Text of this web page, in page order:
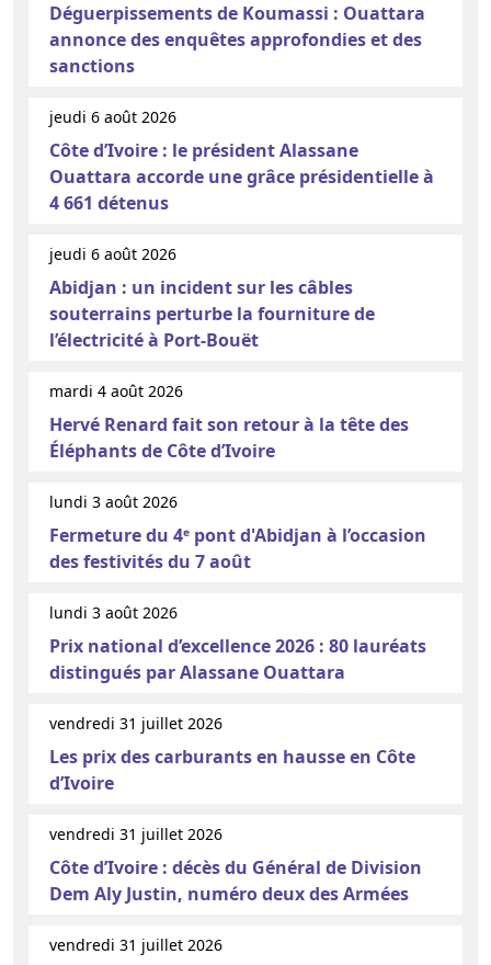
Déguerpissements de Koumassi : Ouattara
annonce des enquêtes approfondies et des
sanctions
jeudi 6 août 2026
Côte d’Ivoire : le président Alassane
Ouattara accorde une grâce présidentielle à
4 661 détenus
jeudi 6 août 2026
Abidjan : un incident sur les câbles
souterrains perturbe la fourniture de
l’électricité à Port-Bouët
mardi 4 août 2026
Hervé Renard fait son retour à la tête des
Éléphants de Côte d’Ivoire
lundi 3 août 2026
Fermeture du 4ᵉ pont d'Abidjan à l’occasion
des festivités du 7 août
lundi 3 août 2026
Prix national d’excellence 2026 : 80 lauréats
distingués par Alassane Ouattara
vendredi 31 juillet 2026
Les prix des carburants en hausse en Côte
d’Ivoire
vendredi 31 juillet 2026
Côte d’Ivoire : décès du Général de Division
Dem Aly Justin, numéro deux des Armées
vendredi 31 juillet 2026